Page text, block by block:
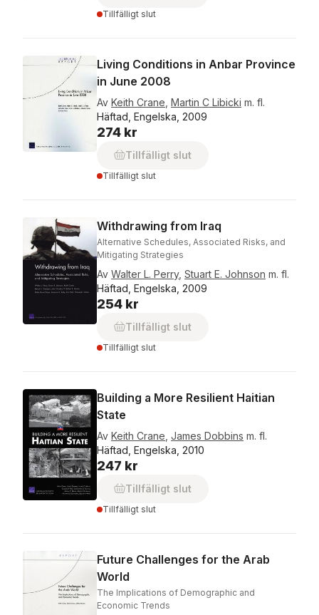
Tillfälligt slut
Living Conditions in Anbar Province
in June 2008
Av Keith Crane Martin C Libicki m. fl.
Häftad, Engelska, 2009
274 kr
Tillfälligt slut
Tillfälligt slut
Withdrawing from Iraq
Alternative Schedules, Associated Risks, and
Mitigating Strategies
Av Walter L. Perry, Stuart E. Johnson m. fl.
Häftad, Engelska, 2009
254 kr
Tillfälligt slut
Tillfälligt slut
Building a More Resilient Haitian
State
Av Keith Crane James Dobbins m. fl.
Häftad, Engelska, 2010
247 kr
Tillfälligt slut
Tillfälligt slut
Future Challenges for the Arab
World
The Implications of Demographic and
Economic Trends